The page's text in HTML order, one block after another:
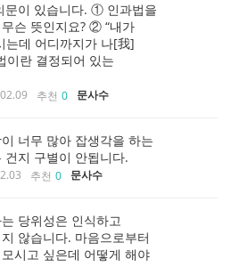
문이 있습니다. ① 인과법을
슨 뜻인지요? ② “내가
는데 어디까지가 나[我]
이란 결정되어 있는
추천 0 문사수
너무 많아 잡생각을 하는
건지 구별이 안됩니다.
추천 0 문사수
당위성은 인식하고
않습니다. 마음으로부터
시고 싶은데 어떻게 해야